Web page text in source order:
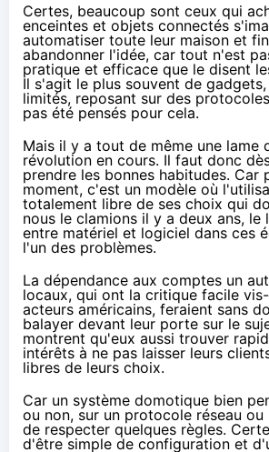
Certes, beaucoup sont ceux qui
enceintes et objets connectés
automatiser toute leur maison et
abandonner l'idée, car tout n'est
pratique et efficace que le disent
Il s'agit le plus souvent de
limités, reposant sur des
pas été pensés pour cela.
Mais il y a tout de même une lame
révolution en cours. Il faut donc
prendre les bonnes habitudes. Car
moment, c'est un modèle où
totalement libre de ses choix qui
nous le clamions il y a deux ans, le
entre matériel et logiciel dans ces
l'un des problèmes.
La dépendance aux comptes un
locaux, qui ont la critique facile
acteurs américains, feraient sans
balayer devant leur porte sur le
montrent qu'eux aussi trouver
intérêts à ne pas laisser leurs
libres de leurs choix.
Car un système domotique bien
ou non, sur un protocole réseau ou
de respecter quelques règles.
d'être simple de configuration et